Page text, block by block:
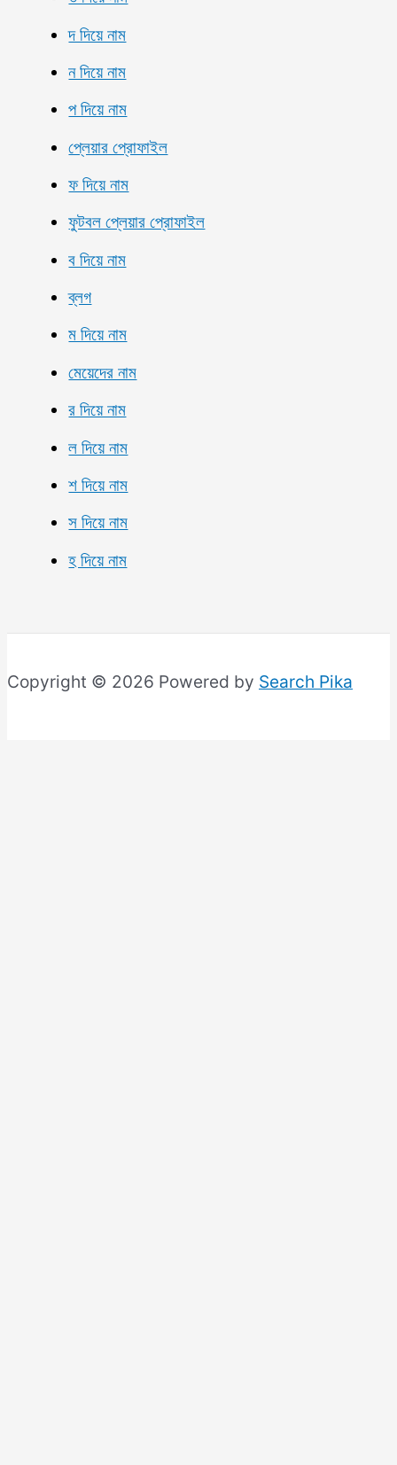
দ দিয়ে নাম
ন দিয়ে নাম
প দিয়ে নাম
প্লেয়ার প্রোফাইল
ফ দিয়ে নাম
ফুটবল প্লেয়ার প্রোফাইল
ব দিয়ে নাম
ব্লগ
ম দিয়ে নাম
মেয়েদের নাম
র দিয়ে নাম
ল দিয়ে নাম
শ দিয়ে নাম
স দিয়ে নাম
হ দিয়ে নাম
Copyright © 2026 Powered by Search Pika